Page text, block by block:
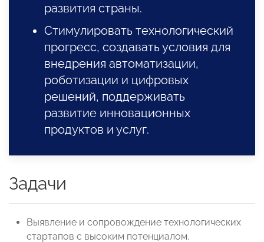
развития страны.
Стимулировать технологический
прогресс, создавать условия для
внедрения автоматизации,
роботизации и цифровых
решений, поддерживать
развитие инновационных
продуктов и услуг.
Задачи
Выявление и сопровождение технологических
стартапов с высоким потенциалом.